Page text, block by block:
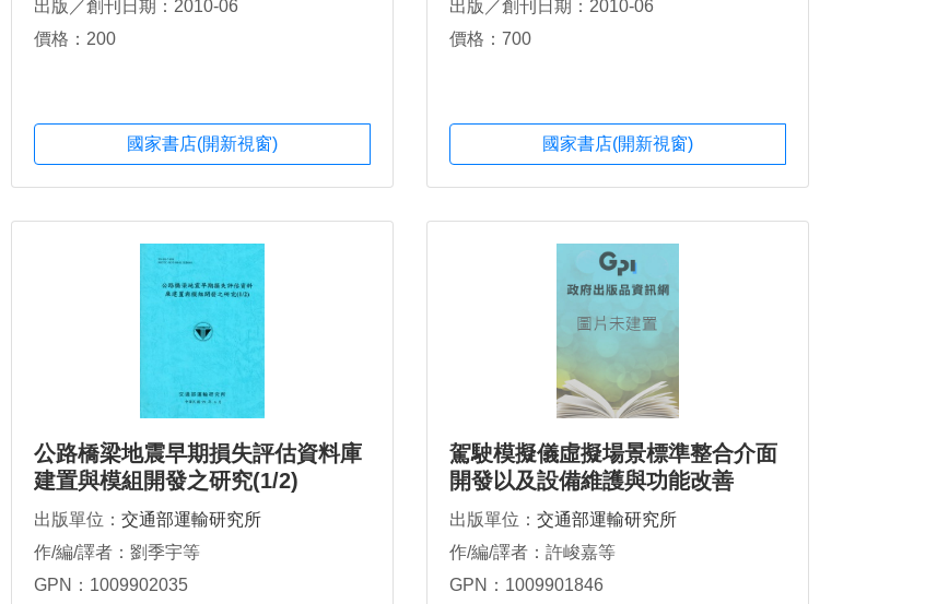
出版／創刊日期：2010-06
價格：200
國家書店(開新視窗)
出版／創刊日期：2010-06
價格：700
國家書店(開新視窗)
公路橋梁地震早期損失評估資料庫
建置與模組開發之研究(1/2)
出版單位： 交通部運輸研究所
作/編/譯者：劉季宇等
GPN：1009902035
駕駛模擬儀虛擬場景標準整合介面
開發以及設備維護與功能改善
出版單位： 交通部運輸研究所
作/編/譯者：許峻嘉等
GPN：1009901846